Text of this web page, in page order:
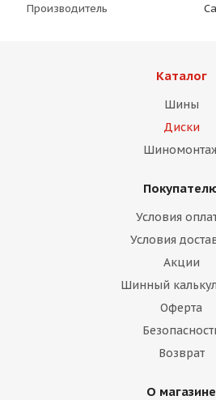
Производитель
Каталог
Шины
Диски
Условия
Условия
Акции
Шинный
Оферта
Возврат
О магазине